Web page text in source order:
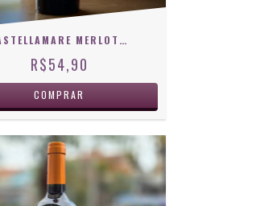
CASTELLAMARE MERLOT 2023
R$54,90